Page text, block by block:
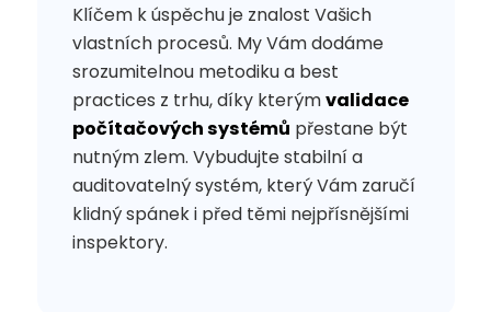
Klíčem k úspěchu je znalost Vašich
vlastních procesů. My Vám dodáme
srozumitelnou metodiku a best
practices z trhu, díky kterýmvalidace
počítačových systémů přestane být
nutným zlem. Vybudujte stabilní a
auditovatelný systém, který Vám zaručí
klidný spánek i před těmi nejpřísnějšími
inspektory.